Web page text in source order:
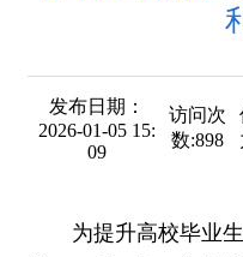
发布日期：
2026-01-05 15:
09
访问次
数:898
为提升高校毕业